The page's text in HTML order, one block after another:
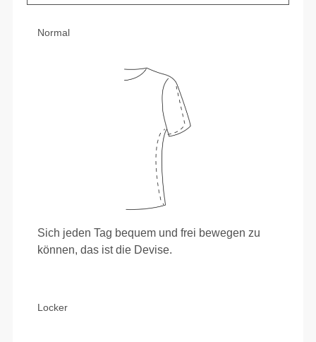
Normal
Sich jeden Tag bequem und frei bewegen zu
können, das ist die Devise.
Locker